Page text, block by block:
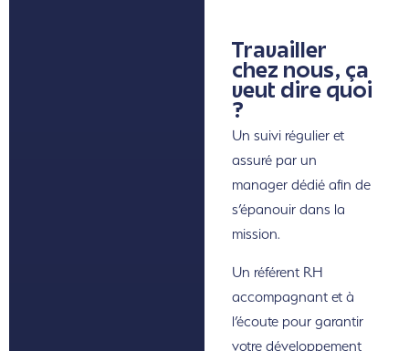
Travailler
chez nous, ça
veut dire quoi
?
Un suivi régulier et
assuré par un
manager dédié afin de
s’épanouir dans la
mission.
Un référent RH
accompagnant et à
l’écoute pour garantir
votre développement